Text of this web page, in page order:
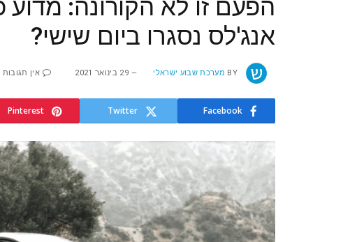
הפעם זו לא הקורונה: מדוע
אנג'לס נסגרו ביום שישי?
BY מערכת שבוע ישראלי 29 בינואר 2021 אין תגובות
Facebook
Twitter
Pinterest